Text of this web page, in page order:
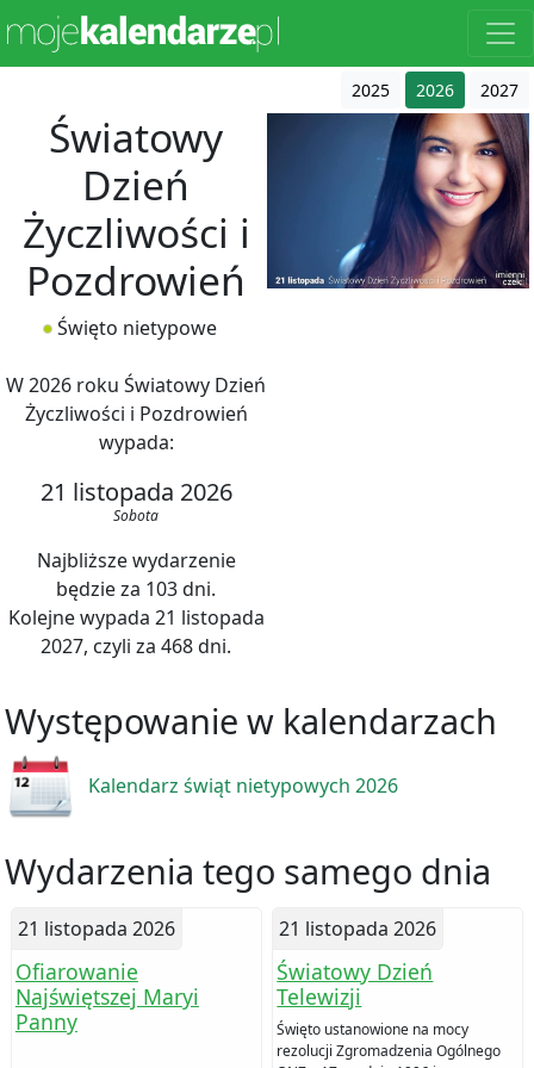
2025 2026 2027
Światowy
Dzień
Życzliwości i
Pozdrowień
Święto nietypowe
W 2026 roku Światowy Dzień
Życzliwości i Pozdrowień
wypada:
21 listopada 2026
Sobota
Najbliższe wydarzenie
będzie za 103 dni.
Kolejne wypada 21 listopada
2027, czyli za 468 dni.
Występowanie w kalendarzach
Kalendarz świąt nietypowych 2026
Wydarzenia tego samego dnia
21 listopada 2026
Ofiarowanie
Najświętszej Maryi
Panny
21 listopada 2026
Światowy Dzień
Telewizji
Święto ustanowione na mocy
rezolucji Zgromadzenia Ogólnego